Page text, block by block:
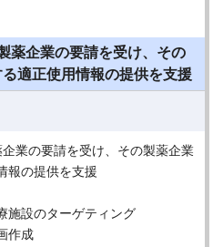
薬企業の要請を受け、その
適正使用情報の提供を支援
業の要請を受け、その製薬企業
報の提供を支援
施設のターゲティング
作成